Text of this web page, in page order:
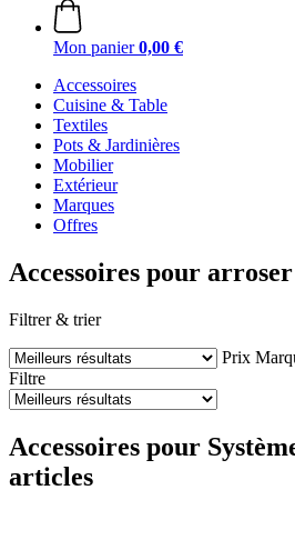
Mon panier 0,00 €
Accessoires
Cuisine & Table
Textiles
Pots & Jardinières
Mobilier
Extérieur
Marques
Offres
Accessoires pour
Filtrer & trier
Prix
Filtre
Accessoires pour
articles